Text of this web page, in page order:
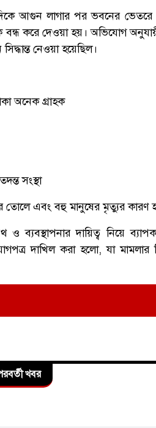
আগুন লাগার পর ভবনের ভেতরে
বন্ধ করে দেওয়া হয়। অভিযোগ
নেওয়া হয়েছিল।
অনেক গ্রাহক
সংস্থা
তোলে এবং বহু মানুষের মৃত্যুর কারণ
ও ব্যবস্থাপনার দায়িত্ব নিয়ে
দাখিল করা হলো, যা মামলার
খবর